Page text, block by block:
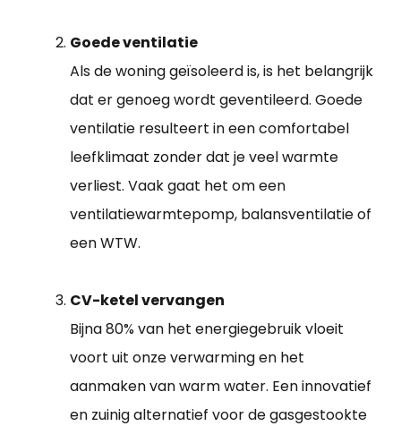
Goede ventilatie
Als de woning geïsoleerd is, is het belangrijk
dat er genoeg wordt geventileerd. Goede
ventilatie resulteert in een comfortabel
leefklimaat zonder dat je veel warmte
verliest. Vaak gaat het om een
ventilatiewarmtepomp, balansventilatie of
een WTW.
CV-ketel vervangen
Bijna 80% van het energiegebruik vloeit
voort uit onze verwarming en het
aanmaken van warm water. Een innovatief
en zuinig alternatief voor de gasgestookte